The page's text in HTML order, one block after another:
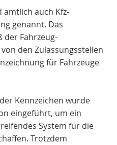
amtlich auch Kfz-
genannt. Das
der Fahrzeug-
den Zulassungsstellen
für Fahrzeuge
Kennzeichen wurde
eingeführt, um ein
System für die
Trotzdem